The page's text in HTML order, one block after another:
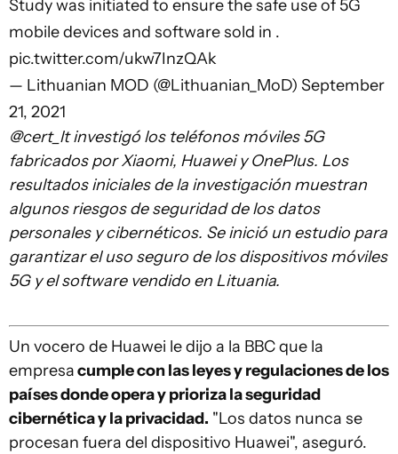
Study was initiated to ensure the safe use of 5G
mobile devices and software sold in .
pic.twitter.com/ukw7InzQAk
— Lithuanian MOD (@Lithuanian_MoD) September
21, 2021
@cert_lt investigó los teléfonos móviles 5G
fabricados por Xiaomi, Huawei y OnePlus. Los
resultados iniciales de la investigación muestran
algunos riesgos de seguridad de los datos
personales y cibernéticos. Se inició un estudio para
garantizar el uso seguro de los dispositivos móviles
5G y el software vendido en Lituania.
Un vocero de Huawei le dijo a la BBC que la
empresacumple con las leyes y regulaciones de los
países donde opera y prioriza la seguridad
cibernética y la privacidad. "Los datos nunca se
procesan fuera del dispositivo Huawei", aseguró.